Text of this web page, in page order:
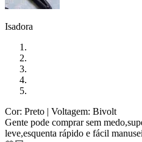
Isadora
Cor: Preto | Voltagem: Bivolt
Gente pode comprar sem
leve,esquenta rápido e fácil